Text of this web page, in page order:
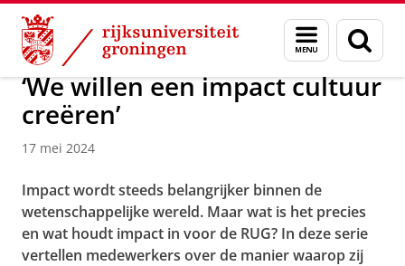
Skip
Content
Skip
Navigation
Menu
en
zoeken
Over ons Actueel Nieuws
‘We willen een impact cultuur
creëren’
17 mei 2024
Impact wordt steeds belangrijker binnen de
wetenschappelijke wereld. Maar wat is het precies
en wat houdt impact in voor de RUG? In deze serie
vertellen medewerkers over de manier waarop zij